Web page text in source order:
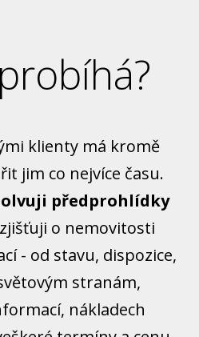
klienty má kromě
jim co nejvíce času.
předprohlídky
o nemovitosti
- od stavu, dispozice,
stranám,
nákladech